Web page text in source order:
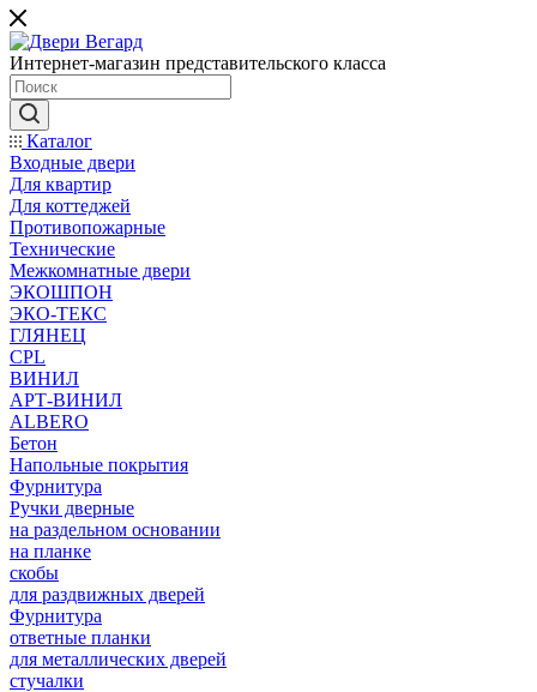
Интернет-магазин представительского класса
Каталог
Входные двери
Для квартир
Для коттеджей
Противопожарные
Технические
Межкомнатные двери
ЭКОШПОН
ЭКО-ТЕКС
ГЛЯНЕЦ
CPL
ВИНИЛ
АРТ-ВИНИЛ
ALBERO
Бетон
Напольные покрытия
Фурнитура
Ручки дверные
на раздельном основании
на планке
скобы
для раздвижных дверей
Фурнитура
ответные планки
для металлических дверей
стучалки